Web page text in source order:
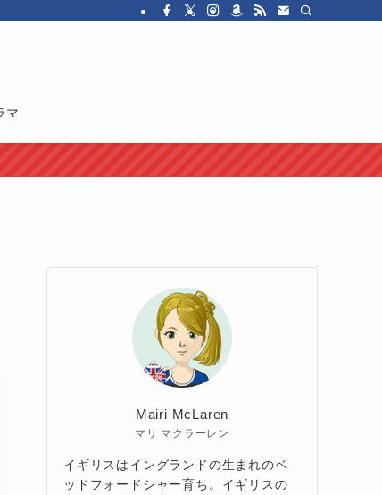
を紹介しています。イギリス人の性格や国民性、イギリスのカルチャ
マ
Mairi McLaren
マリ マクラーレン
イギリスはイングランドの生まれのベ
ッドフォードシャー育ち。イギリスの